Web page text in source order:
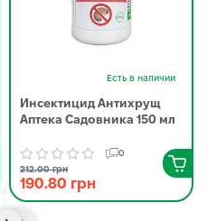
Есть в наличии
Инсектицид Антихрущ
Аптека Садовника 150 мл
0
212.00 грн
190.80 грн